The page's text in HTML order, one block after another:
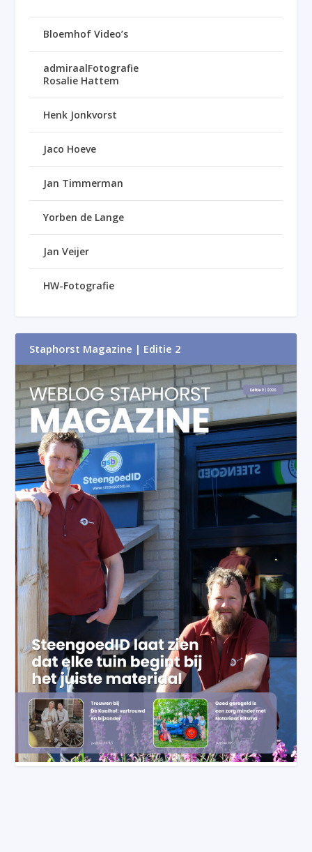
Bloemhof Video’s
admiraalFotografie
Rosalie Hattem
Henk Jonkvorst
Jaco Hoeve
Jan Timmerman
Yorben de Lange
Jan Veijer
HW-Fotografie
Staphorst Magazine | Editie 2